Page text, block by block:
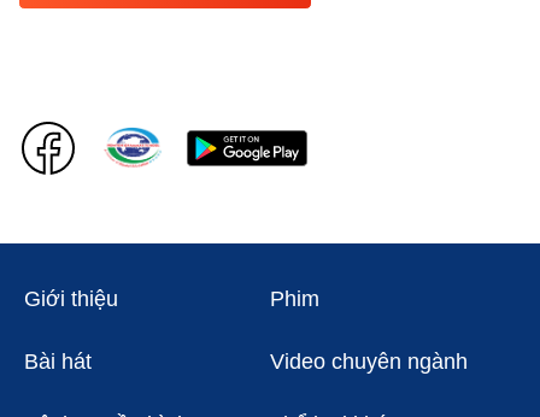
Giới thiệu Phim
Bài hát Video chuyên ngành